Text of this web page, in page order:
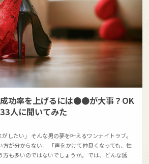
功率を上げるには●●が大事？OK
人に聞いてみた
がしたい」 そんな男の夢を叶えるワンナイトラブ。
方が分からない」 「声をかけて仲良くなっても、性
方も多いのではないでしょうか。 では、どんな誘…